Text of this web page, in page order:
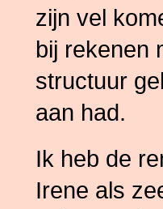
zijn vel
bij rekenen
structuur
aan had.
Ik heb de
Irene als